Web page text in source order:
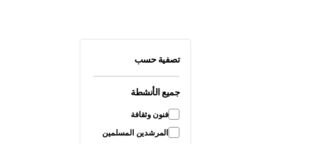
تصفية حسب
جميع الأنشطة
فنون وثقافة
المرشدين المسلمين